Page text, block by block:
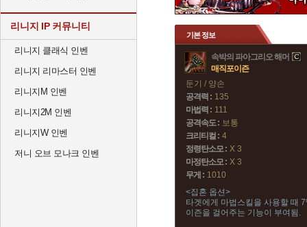
리니지 IP 커뮤니티
리니지 클래식 인벤
리니지 리마스터 인벤
리니지M 인벤
리니지2M 인벤
리니지W 인벤
저니 오브 모나크 인벤
기본 정보
속박의 파아그리오 해머
매직포이즌
둔기 / 양손
공격력 : 135
마법력 : 111
공격속도 : 보통
크리티컬 : 4
정령탄소모 : X 3
마정탄소모 : X 3
무게 : 1010
<집혼 옵션>
타겟에게 마법스킬을 사용할 때
이즌을 걸어주는 기능이 부여됨.